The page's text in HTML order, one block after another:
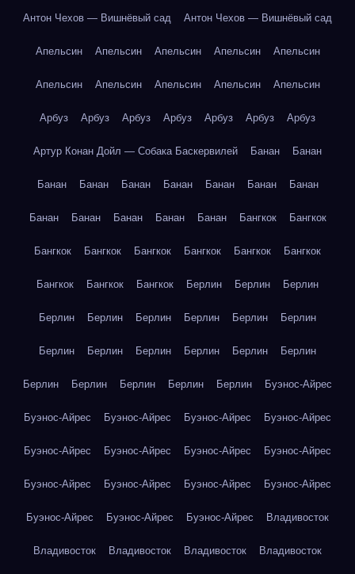
Антон Чехов — Вишнёвый сад Антон Чехов — Вишнёвый сад
Апельсин Апельсин Апельсин Апельсин Апельсин
Апельсин Апельсин Апельсин Апельсин Апельсин
Арбуз Арбуз Арбуз Арбуз Арбуз Арбуз Арбуз
Артур Конан Дойл — Собака Баскервилей Банан Банан
Банан Банан Банан Банан Банан Банан Банан
Банан Банан Банан Банан Банан Бангкок Бангкок
Бангкок Бангкок Бангкок Бангкок Бангкок Бангкок
Бангкок Бангкок Бангкок Берлин Берлин Берлин
Берлин Берлин Берлин Берлин Берлин Берлин
Берлин Берлин Берлин Берлин Берлин Берлин
Берлин Берлин Берлин Берлин Берлин Буэнос-Айрес
Буэнос-Айрес Буэнос-Айрес Буэнос-Айрес Буэнос-Айрес
Буэнос-Айрес Буэнос-Айрес Буэнос-Айрес Буэнос-Айрес
Буэнос-Айрес Буэнос-Айрес Буэнос-Айрес Буэнос-Айрес
Буэнос-Айрес Буэнос-Айрес Буэнос-Айрес Владивосток
Владивосток Владивосток Владивосток Владивосток